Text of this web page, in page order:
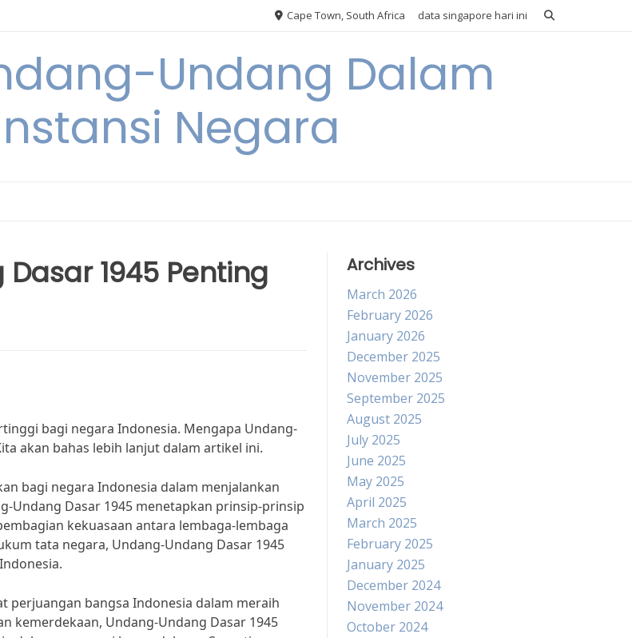
Cape Town, South Africa data singapore hari ini
Undang Dalam
Negara
1945 Penting
bagi negara Indonesia. Mengapa Undang-
akan bahas lebih lanjut dalam artikel ini.
bagi negara Indonesia dalam menjalankan
Undang Dasar 1945 menetapkan prinsip-prinsip
kekuasaan antara lembaga-lembaga
tata negara, Undang-Undang Dasar 1945
perjuangan bangsa Indonesia dalam meraih
kemerdekaan, Undang-Undang Dasar 1945
Archives
March 2026
February 2026
January 2026
December 2025
November 2025
September 2025
August 2025
July 2025
June 2025
May 2025
April 2025
March 2025
February 2025
January 2025
December 2024
November 2024
October 2024